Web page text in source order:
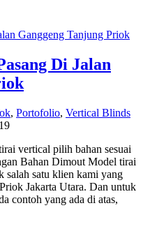
Di Jalan
, Portofolio, Vertical Blinds
vertical pilih bahan sesuai
Bahan Dimout Model tirai
salah satu klien kami yang
Jakarta Utara. Dan untuk
contoh yang ada di atas,